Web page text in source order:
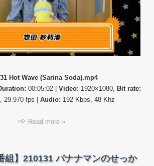
Hot
Hot Wave (Sarina Soda).mp4
00:05:02 | Video: 1920×1080, Bit rate:
29.970 fps | Audio: 192 Kbps, 48 Khz
Read more »
組】210131 バナナマンのせっか